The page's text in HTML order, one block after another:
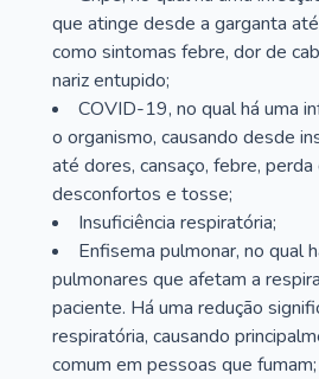
que atinge desde a garganta
como sintomas febre, dor de
nariz entupido;
COVID-19, no qual há uma
o organismo, causando desde
até dores, cansaço, febre, perda
desconfortos e tosse;
Insuficiência respiratória;
Enfisema pulmonar, no qual
pulmonares que afetam a
paciente. Há uma redução
respiratória, causando
comum em pessoas que fumam;